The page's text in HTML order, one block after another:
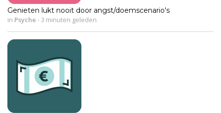
Genieten lukt nooit door angst/doemscenario's
in Psyche - 3 minuten geleden